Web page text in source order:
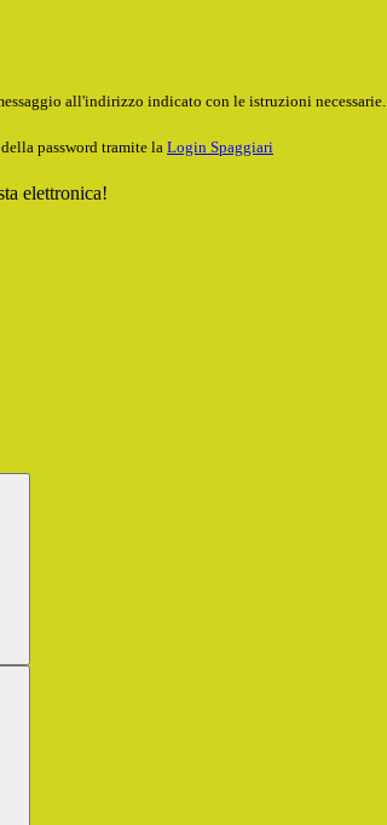
all'indirizzo indicato con le istruzioni necessarie.
password tramite la Login Spaggiari
elettronica!